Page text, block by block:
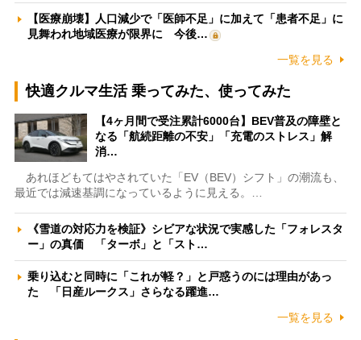
【医療崩壊】人口減少で「医師不足」に加えて「患者不足」に
見舞われ地域医療が限界に 今後…
一覧を見る
快適クルマ生活 乗ってみた、使ってみた
【4ヶ月間で受注累計6000台】BEV普及の障壁と
なる「航続距離の不安」「充電のストレス」解
消…
あれほどもてはやされていた「EV（BEV）シフト」の潮流も、
最近では減速基調になっているように見える。…
《雪道の対応力を検証》シビアな状況で実感した「フォレスタ
ー」の真価 「ターボ」と「スト…
乗り込むと同時に「これが軽？」と戸惑うのには理由があっ
た 「日産ルークス」さらなる躍進…
一覧を見る